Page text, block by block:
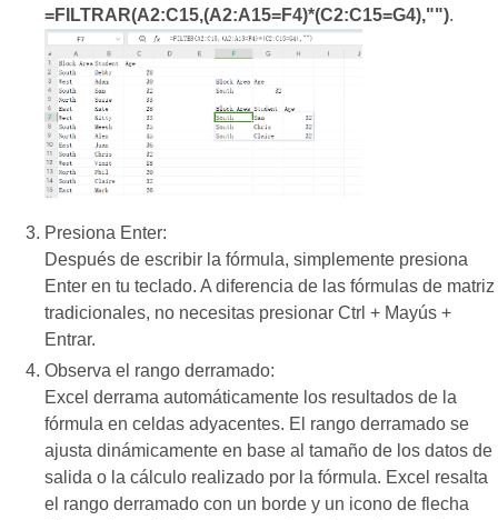
=FILTRAR(A2:C15,(A2:A15=F4)*(C2:C15=G4),"").
Presiona Enter:
Después de escribir la fórmula, simplemente presiona
Enter en tu teclado. A diferencia de las fórmulas de matriz
tradicionales, no necesitas presionar Ctrl + Mayús +
Entrar.
Observa el rango derramado:
Excel derrama automáticamente los resultados de la
fórmula en celdas adyacentes. El rango derramado se
ajusta dinámicamente en base al tamaño de los datos de
salida o la cálculo realizado por la fórmula. Excel resalta
el rango derramado con un borde y un icono de flecha